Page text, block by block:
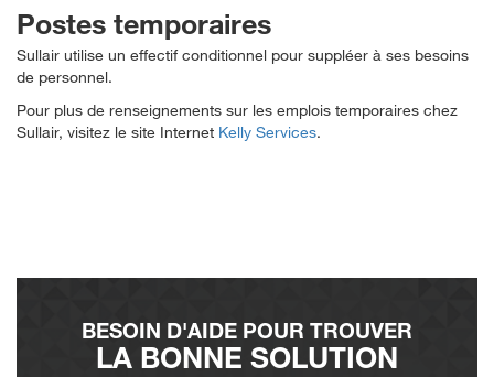
Postes temporaires
Sullair utilise un effectif conditionnel pour suppléer à ses besoins
de personnel.
Pour plus de renseignements sur les emplois temporaires chez
Sullair, visitez le site Internet Kelly Services.
BESOIN D'AIDE POUR TROUVER
LA BONNE SOLUTION